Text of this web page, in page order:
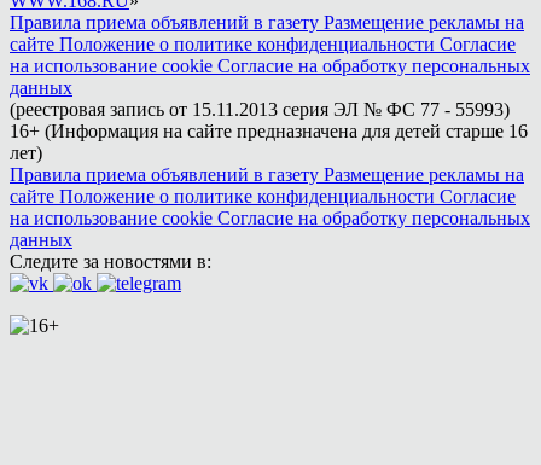
Правила приема объявлений в газету Размещение рекламы на
сайте Положение о политике конфиденциальности Согласие
на использование cookie Согласие на обработку персональных
данных
(реестровая запись от 15.11.2013 серия ЭЛ № ФС 77 - 55993)
16+ (Информация на сайте предназначена для детей старше 16
лет)
Правила приема объявлений в газету Размещение рекламы на
сайте Положение о политике конфиденциальности Согласие
на использование cookie Согласие на обработку персональных
данных
Следите за новостями в: